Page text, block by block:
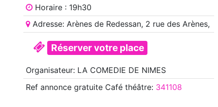
Horaire : 19h30
Adresse: Arènes de Redessan, 2 rue des Arènes,
Réserver votre place
Organisateur: LA COMEDIE DE NIMES
Ref annoncegratuite Café théâtre: 341108